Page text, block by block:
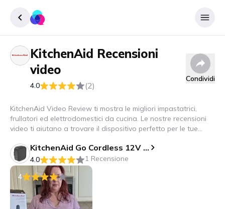
Accedere
KitchenAid Recensioni
video
4.0 (2)
Condividi
KitchenAid Video Review ti mostra le migliori impastatrici,
frullatori ed elettrodomestici da cucina. Le nostre recensioni
video ti aiutano a trovare il dispositivo perfetto per le tue
KitchenAid Go Cordless 12V MAX Lithium Ion Battery KRB12: Model KRB12, Rechargeable Power Tool Battery, Black
4.0
1 Recensione
4